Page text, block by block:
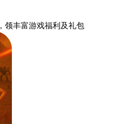
，领丰富游戏福利 及礼包